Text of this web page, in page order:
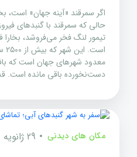
اگر سمرقند «آینه جهان» است،
حالی که سمرقند با گنبدهای
تیمور لنگ فخر می‌فروشد،
معدود شهرهای جهان است که
دست‌نخورده باقی مانده است.
مکان های دیدنی 29 ژانویه 2026